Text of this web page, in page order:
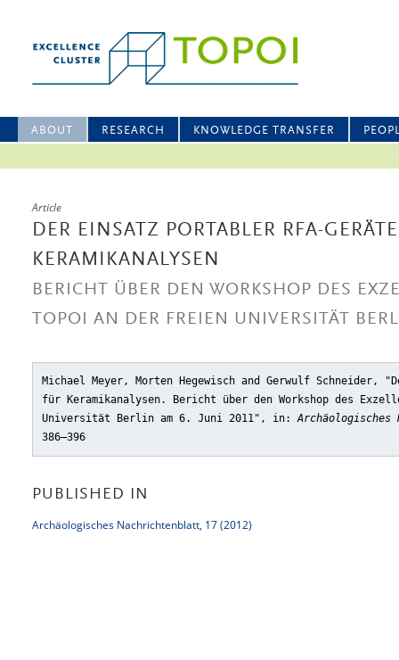
ABOUT RESEARCH KNOWLEDGE TRANSFER
Article
DER EINSATZ PORTABLER RFA-
KERAMIKANALYSEN
BERICHT ÜBER DEN WORKSHOP DES
TOPOI AN DER FREIEN UNIVERSITÄT
Michael Meyer, Morten Hegewisch and Gerwulf Schneider,
für Keramikanalysen. Bericht über den Workshop des
Universität Berlin am 6. Juni 2011" , in:
386–396
PUBLISHED IN
Archäologisches Nachrichtenblatt, 17 (2012)